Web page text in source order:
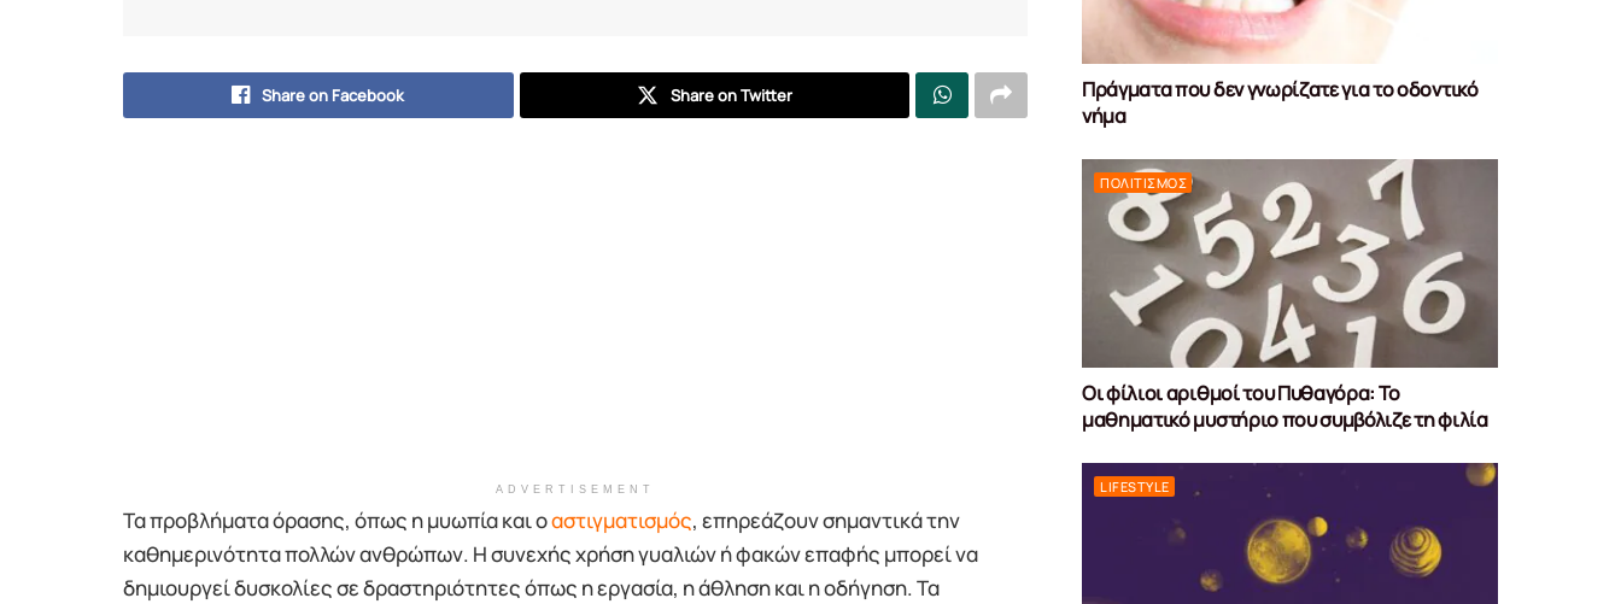
Share on Facebook Share on Twitter
ADVERTISEMENT
Τα προβλήματα όρασης, όπως η μυωπία και οαστιγματισμός, επηρεάζουν σημαντικά την
καθημερινότητα πολλών ανθρώπων. Η συνεχής χρήση γυαλιών ή φακών επαφής μπορεί να
δημιουργεί δυσκολίες σε δραστηριότητες όπως η εργασία, η άθληση και η οδήγηση. Τα
Πράγματα που δεν γνωρίζατε για το οδοντικό
νήμα
ΠΟΛΙΤΙΣΜΌΣ
Οι φίλιοι αριθμοί του Πυθαγόρα: Το
μαθηματικό μυστήριο που συμβόλιζε τη φιλία
LIFESTYLE